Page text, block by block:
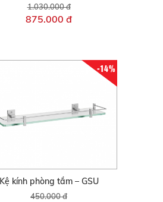
1.030.000 đ
875.000 đ
-14%
Kệ kính phòng tắm – GSU
450.000 đ